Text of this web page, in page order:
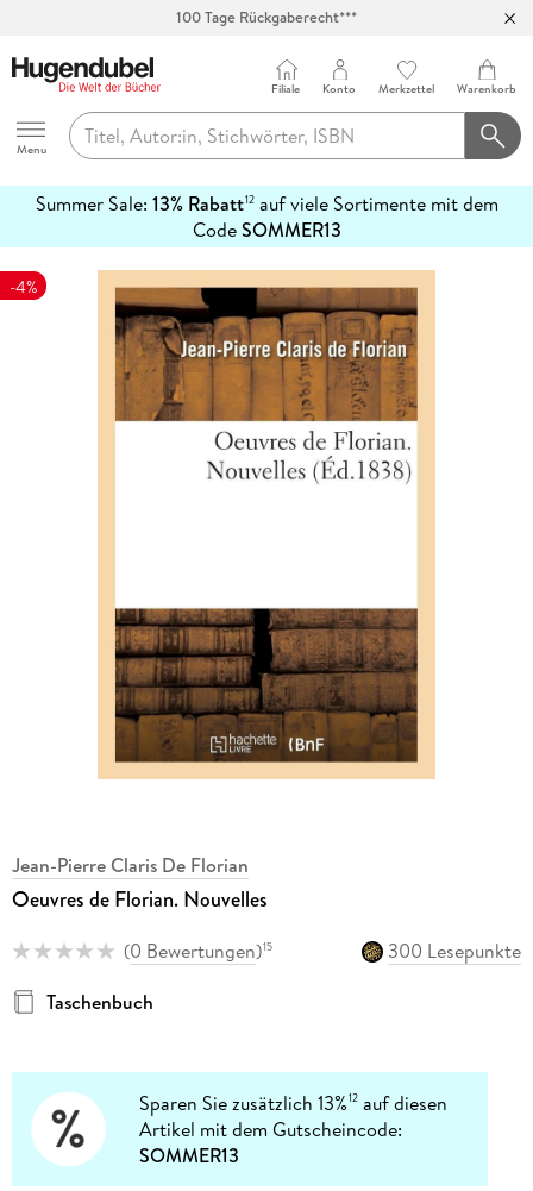
100 Tage Rückgaberecht***
Hugendubel
Menu
Filiale Konto Merkzettel Warenkorb
Summer Sale: 13% Rabatt12auf viele Sortimente mit dem
CodeSOMMER13
erfahren
-4%
Jean-Pierre Claris De Florian
Oeuvres de Florian. Nouvelles
(0 Bewertungen)15
300 Lesepunkte
Taschenbuch
Sparen Sie zusätzlich 13%12 auf diesen
Artikel mit dem Gutscheincode:
SOMMER13